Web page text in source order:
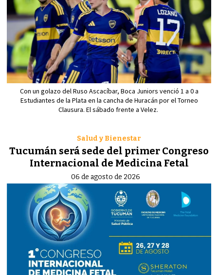
Con un golazo del Ruso Ascacíbar, Boca Juniors venció 1 a 0 a
Estudiantes de la Plata en la cancha de Huracán por el Torneo
Clausura. El sábado frente a Velez.
Tucumán será sede del primer Congreso
Internacional de Medicina Fetal
Salud y Bienestar
06 de agosto de 2026